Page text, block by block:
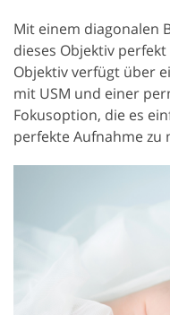
Mit einem diagonalen
dieses Objektiv
Objektiv verfügt über
mit USM und einer
Fokusoption, die es
perfekte Aufnahme zu